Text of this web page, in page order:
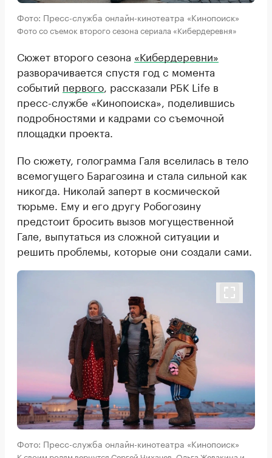
Фото: Пресс-служба онлайн-кинотеатра «Кинопоиск»
Фото со съемок второго сезона сериала «Кибердеревня»
Сюжет второго сезона «Кибердеревни»
разворачивается спустя год с момента
событий первого , рассказали РБК Life в
пресс-службе «Кинопоиска», поделившись
подробностями и кадрами со съемочной
площадки проекта.
По сюжету, голограмма Галя вселилась в тело
всемогущего Барагозина и стала сильной как
никогда. Николай заперт в космической
тюрьме. Ему и его другу Робогозину
предстоит бросить вызов могущественной
Гале, выпутаться из сложной ситуации и
решить проблемы, которые они создали сами.
Фото: Пресс-служба онлайн-кинотеатра «Кинопоиск»